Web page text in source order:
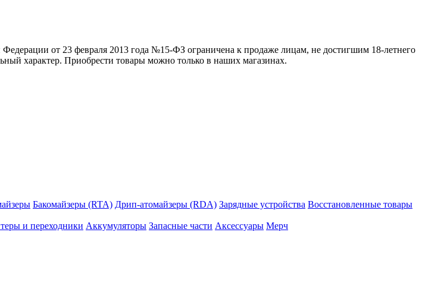
от 23 февраля 2013 года №15-ФЗ ограничена к продаже лицам, не достигшим 18-летнего
характер. Приобрести товары можно только в наших магазинах.
Бакомайзеры (RTA) Дрип-атомайзеры (RDA) Зарядные устройства Восстановленные товары
и переходники Аккумуляторы Запасные части Аксессуары Мерч